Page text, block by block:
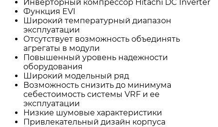
Инверторный компрессор Hitachi DC Inverter
Функция EVI
Широкий температурный диапазон
эксплуатации
Отсутствует возможность объединять
агрегаты в модули
Повышенный уровень надежности
оборудования
Широкий модельный ряд
Возможность снизить до минимума
себестоимость системы VRF и ее
эксплуатации
Низкие шумовые характеристики
Привлекательный дизайн корпуса